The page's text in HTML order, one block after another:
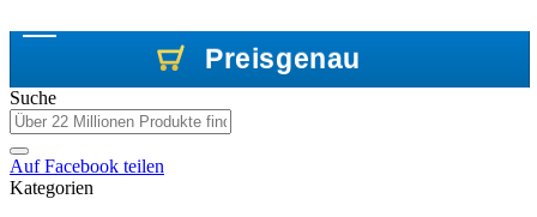
Preisgenau
Preisgenau
Preisgenau
Suche
AufFacebook teilen
Kategorien